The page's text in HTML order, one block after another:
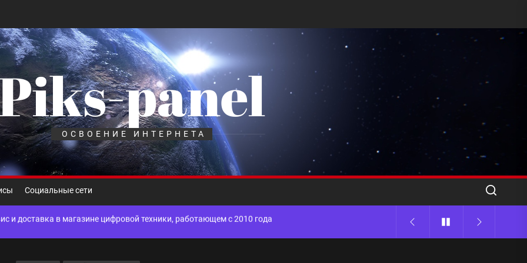
panel
ОСВОЕНИЕ ИНТЕРНЕТА
Социальные сети
принципы работы, риски и способы хранения криптовалют
для ногтевого сервиса, наращивания ресниц и депиляции
оптимизации для коммерческих веб-ресурсов
и доставка в магазине цифровой техники, работающем с 2010 года
захоронения: правила установки оград и методы реставрации памятников